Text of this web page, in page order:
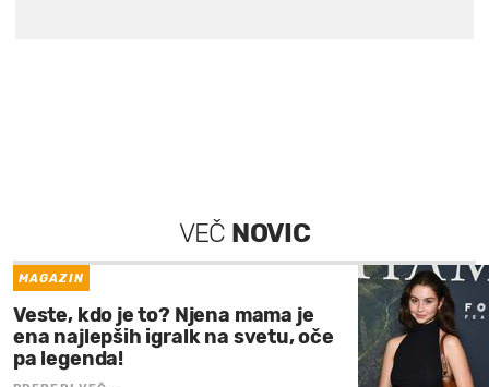
VEČ NOVIC
MAGAZIN
Veste, kdo je to? Njena mama je
ena najlepših igralk na svetu, oče
pa legenda!